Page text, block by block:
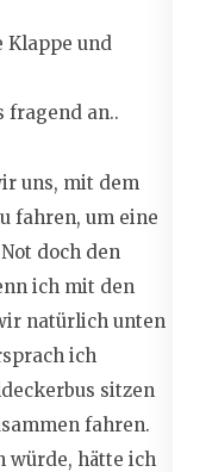
Klappe und
fragend an..
uns, mit dem
fahren, um eine
doch den
ich mit den
natürlich unten
ich
sitzen
fahren.
würde, hätte ich